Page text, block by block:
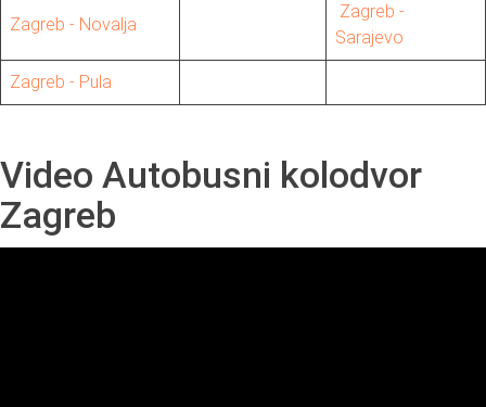
Zagreb - Novalja
Zagreb -
Sarajevo
Zagreb - Pula
Video Autobusni kolodvor
Zagreb